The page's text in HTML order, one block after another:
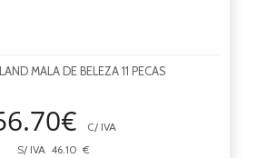
MALA DE BELEZA 11 PECAS
C/ IVA
S/ IVA 46.10 €